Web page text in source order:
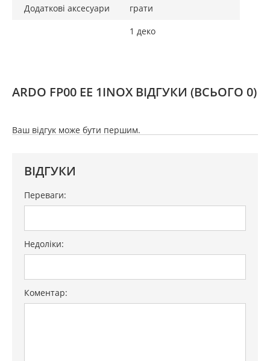
Додаткові аксесуари
грати
1 деко
ARDO FP00 EE 1INOX ВІДГУКИ (ВСЬОГО 0)
Ваш відгук може бути першим.
ВІДГУКИ
Переваги:
Недоліки:
Коментар: